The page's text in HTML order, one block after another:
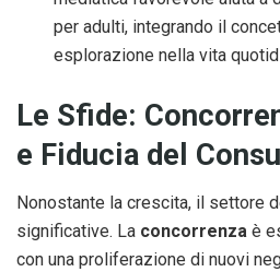
per adulti, integrando il
esplorazione nella vita
Le Sfide:
e Fiducia del
Nonostante la crescita, il settore
significative. La concorrenza è
con una proliferazione di nuovi